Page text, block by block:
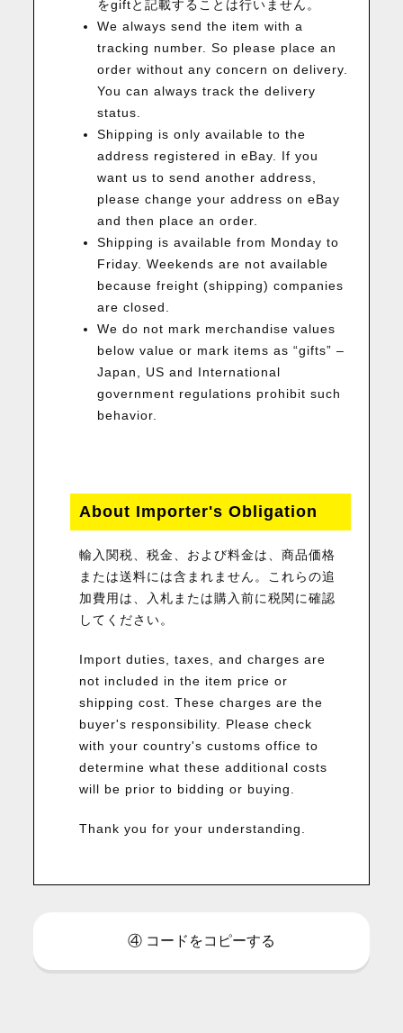
をgiftと記載することは行いません。
We always send the item with a
tracking number. So please place an
order without any concern on delivery.
You can always track the delivery
status.
Shipping is only available to the
address registered in eBay. If you
want us to send another address,
please change your address on eBay
and then place an order.
Shipping is available from Monday to
Friday. Weekends are not available
because freight (shipping) companies
are closed.
We do not mark merchandise values
below value or mark items as “gifts” –
Japan, US and International
government regulations prohibit such
behavior.
About Importer's Obligation
輸入関税、税金、および料金は、商品価格
または送料には含まれません。これらの追
加費用は、入札または購入前に税関に確認
してください。
Import duties, taxes, and charges are
not included in the item price or
shipping cost. These charges are the
buyer's responsibility. Please check
with your country's customs office to
determine what these additional costs
will be prior to bidding or buying.
Thank you for your understanding.
④ コードをコピーする